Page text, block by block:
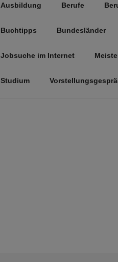
Ausbildung Berufe
Buchtipps Bundesländer
Jobsuche im Internet
Studium